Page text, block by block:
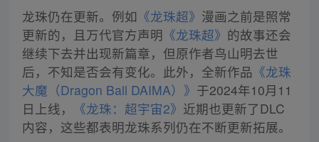
龙珠仍在更新。例如 《龙珠超》 漫画之前是照常
更新的，且万代官方声明 《龙珠超》 的故事还会
继续下去并出现新篇章，但原作者鸟山明去世
后，不知是否会有变化。此外，全新作品 《龙珠
大魔（Dragon Ball DAIMA）》 于2024年10月11
日上线，
《龙珠：超宇宙2》 近期也更新了DLC
内容，这些都表明龙珠系列仍在不断更新拓展。